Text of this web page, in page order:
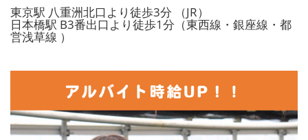
東京駅 八重洲北口より徒歩3分 （JR）
日本橋駅 B3番出口より徒歩1分（東西線・銀座線・都
営浅草線 ）